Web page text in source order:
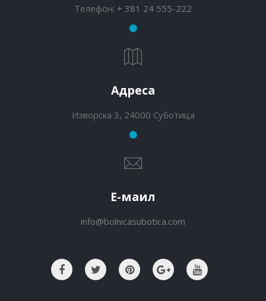
Телефон: + 381 24 555-222
Адреса
Изворска 3, 24000 Суботица
Е-маил
info@bolnicasubotica.com